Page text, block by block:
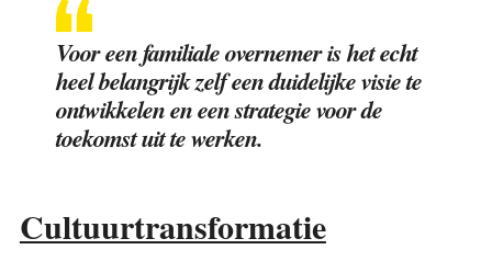
Voor een familiale overnemer is het echt
heel belangrijk zelf een duidelijke visie te
ontwikkelen en een strategie voor de
toekomst uit te werken.
Cultuurtransformatie